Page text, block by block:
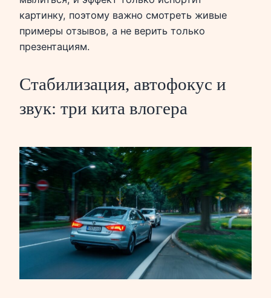
картинку, поэтому важно смотреть живые
примеры отзывов, а не верить только
презентациям.
Стабилизация, автофокус и
звук: три кита влогера